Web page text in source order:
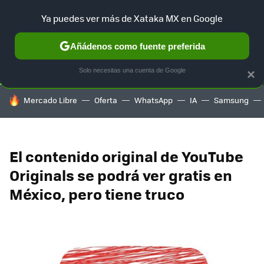
SELECCIÓN GAMING HOME AUTO TERRITORIO
HOY SE HABLA DE
Mercado Libre Oferta WhatsApp IA Samsung
El contenido original de YouTube
Originals se podrá ver gratis en
México, pero tiene truco
×
Ya puedes ver más de Xataka MX en Google
Añádenos como fuente preferida
Solo necesitas una cuenta de Google